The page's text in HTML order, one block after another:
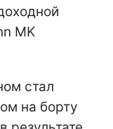
MK
стал
на борту